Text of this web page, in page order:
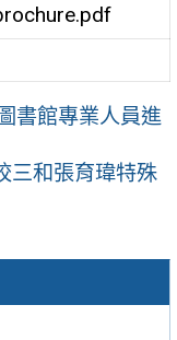
書館專業人員進
三和張育瑋特殊